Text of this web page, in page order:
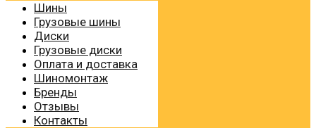
Шины
Грузовые шины
Диски
Грузовые диски
Оплата и доставка
Шиномонтаж
Бренды
Отзывы
Контакты